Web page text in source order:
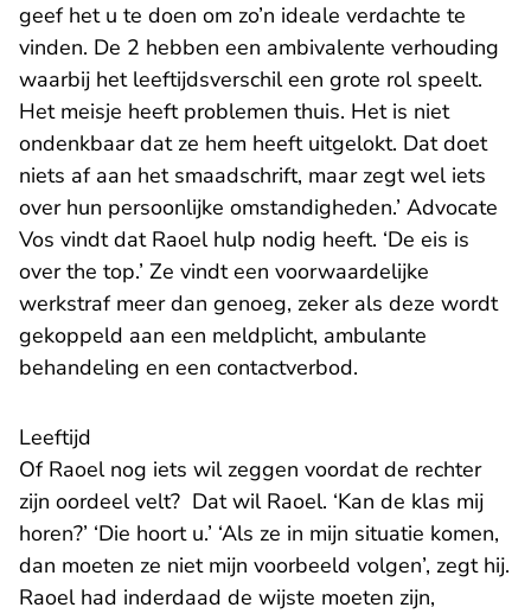
geef het u te doen om zo’n ideale verdachte te
vinden. De 2 hebben een ambivalente verhouding
waarbij het leeftijdsverschil een grote rol speelt.
Het meisje heeft problemen thuis. Het is niet
ondenkbaar dat ze hem heeft uitgelokt. Dat doet
niets af aan het smaadschrift, maar zegt wel iets
over hun persoonlijke omstandigheden.’ Advocate
Vos vindt dat Raoel hulp nodig heeft. ‘De eis is
over the top.’ Ze vindt een voorwaardelijke
werkstraf meer dan genoeg, zeker als deze wordt
gekoppeld aan een meldplicht, ambulante
behandeling en een contactverbod.
Leeftijd
Of Raoel nog iets wil zeggen voordat de rechter
zijn oordeel velt? Dat wil Raoel. ‘Kan de klas mij
horen?’ ‘Die hoort u.’ ‘Als ze in mijn situatie komen,
dan moeten ze niet mijn voorbeeld volgen’, zegt hij.
Raoel had inderdaad de wijste moeten zijn,